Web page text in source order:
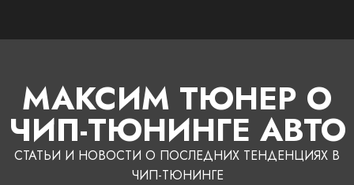
МАКСИМ ТЮНЕР О
ЧИП-ТЮНИНГЕ АВТО
СТАТЬИ И НОВОСТИ О ПОСЛЕДНИХ ТЕНДЕНЦИЯХ В
ЧИП-ТЮНИНГЕ